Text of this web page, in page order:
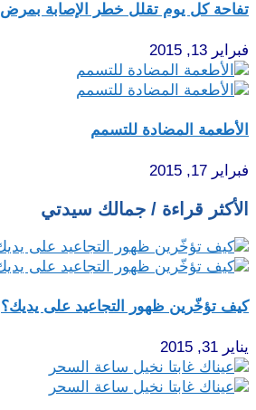
تفاحة كل يوم تقلل خطر الإصابة بمرض
فبراير 13, 2015
الأطعمة المضادة للتسمم
فبراير 17, 2015
الأكثر قراءة / جمالك سيدتي
كيف تؤخّرين ظهور التجاعيد على يديك؟
يناير 31, 2015